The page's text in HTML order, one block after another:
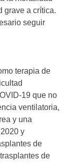
grave a crítica.
seguir
terapia de
19 que no
ventilatoria,
y una
y
de
de